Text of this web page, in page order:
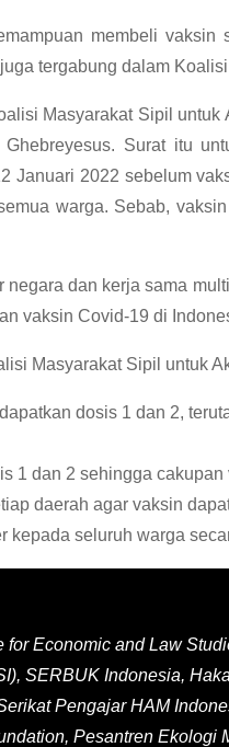
membeli
tergabung dalam
Masyarakat Sipil
Surat itu
Januari 2022 sebelum
warga. Sebab,
dan kerja sama
vaksin Covid-19 di
Masyarakat Sipil untuk
dosis 1 dan 2,
1 dan 2 sehingga
daerah agar vaksin
kepada seluruh warga
Economic and Law
SERBUK Indonesia,
Pengajar HAM
Pesantren Ekologi